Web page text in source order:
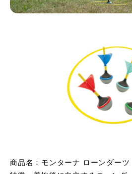
商品名：モンターナ ローンダーツ